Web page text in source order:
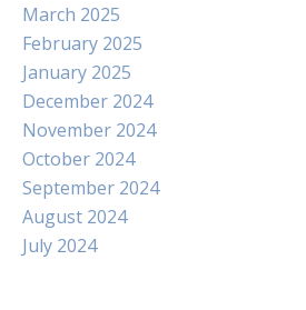
March 2025
February 2025
January 2025
December 2024
November 2024
October 2024
September 2024
August 2024
July 2024